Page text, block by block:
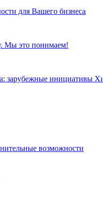
для Вашего бизнеса
Мы это понимаем!
зарубежные инициативы
возможности